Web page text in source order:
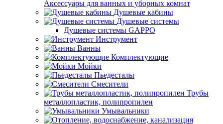
Аксессуары для ванных и уборных комнат
Душевые кабины
Душевые системы
Душевые системы GAPPO
Инструмент
Ванны
Комплектующие
Мойки
Пьедесталы
Смесители
Трубы
металлопластик, полипропилен
Умывальники